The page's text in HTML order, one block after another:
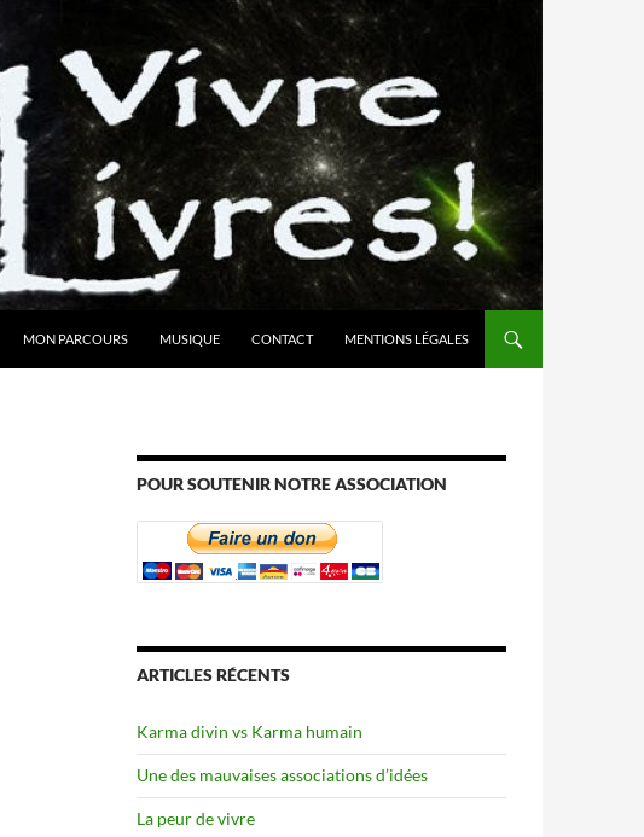
MON PARCOURS MUSIQUE CONTACT MENTIONS LÉGALES
POUR SOUTENIR NOTRE ASSOCIATION
ARTICLES RÉCENTS
Karma divin vs Karma humain
Une des mauvaises associations d’idées
La peur de vivre